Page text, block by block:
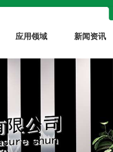
应用领域 新闻资讯